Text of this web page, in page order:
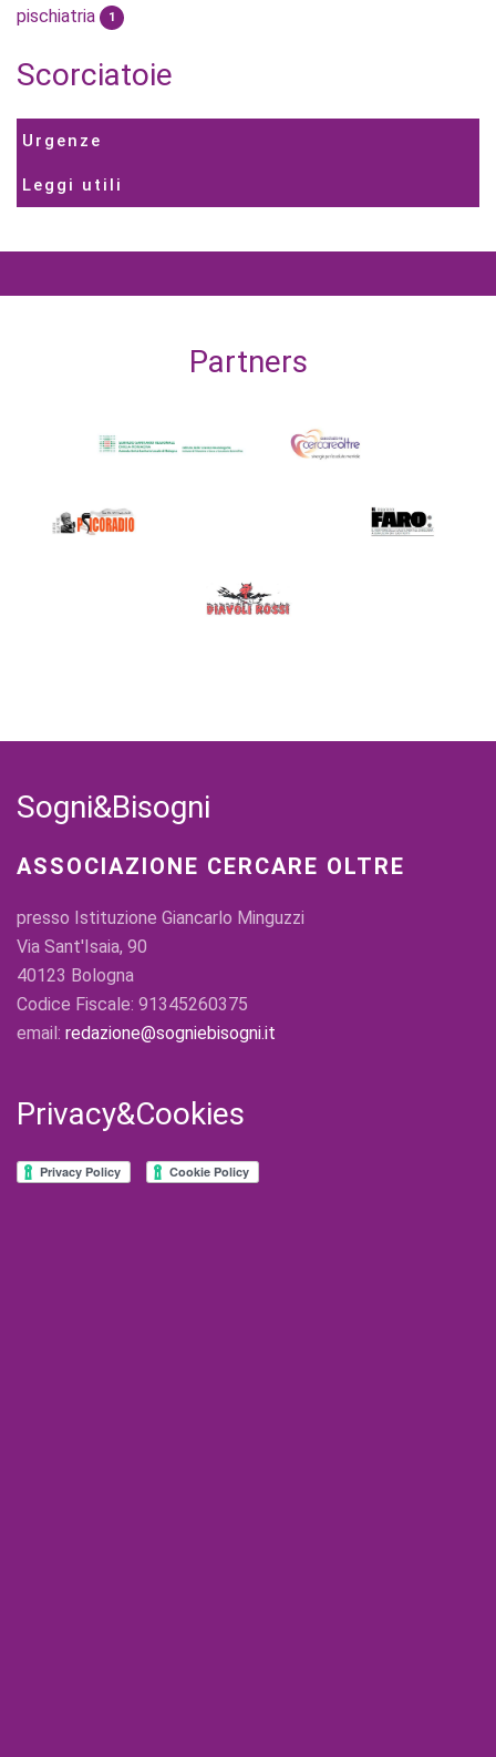
pischiatria 1
Scorciatoie
Urgenze
Leggi utili
Partners
Sogni&Bisogni
ASSOCIAZIONE CERCARE OLTRE
presso Istituzione Giancarlo Minguzzi
Via Sant'Isaia, 90
40123 Bologna
Codice Fiscale: 91345260375
email: redazione@sogniebisogni.it
Privacy&Cookies